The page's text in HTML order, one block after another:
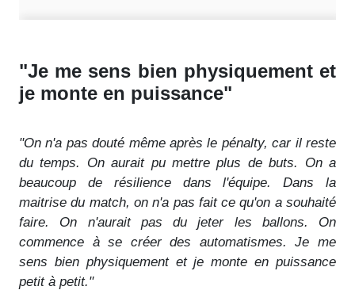
"Je me sens bien physiquement et
je monte en puissance"
"On n'a pas douté même après le pénalty, car il reste
du temps. On aurait pu mettre plus de buts. On a
beaucoup de résilience dans l'équipe. Dans la
maitrise du match, on n'a pas fait ce qu'on a souhaité
faire. On n'aurait pas du jeter les ballons. On
commence à se créer des automatismes. Je me
sens bien physiquement et je monte en puissance
petit à petit."